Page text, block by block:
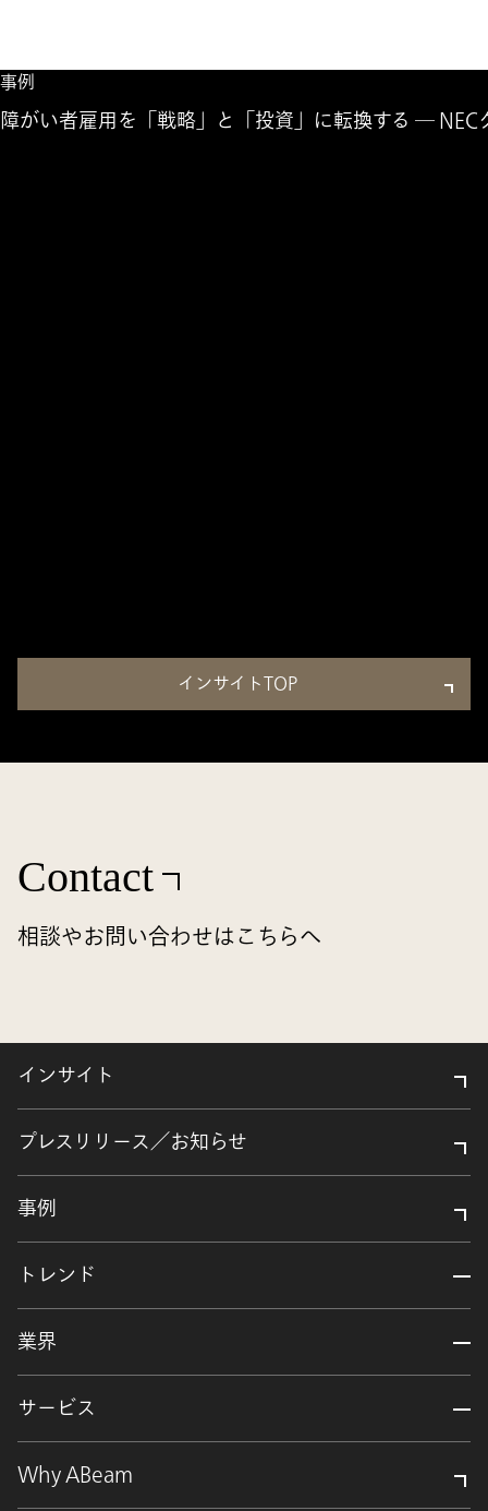
事例
障がい者雇用を「戦略」と「投資」に転換する ―
インサイトTOP
Contact
相談やお問い合わせはこちらへ
インサイト
プレスリリース／お知らせ
事例
トレンド
業界
サービス
Why ABeam